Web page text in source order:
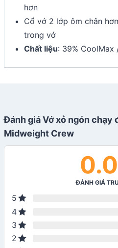
hơn
Cổ vớ 2 lớp ôm chân
trong vớ
Chất liệu: 39% CoolMax
Đánh giá Vớ xỏ ngón chạy
Midweight Crew
ĐÁNH GIÁ
5
4
3
2